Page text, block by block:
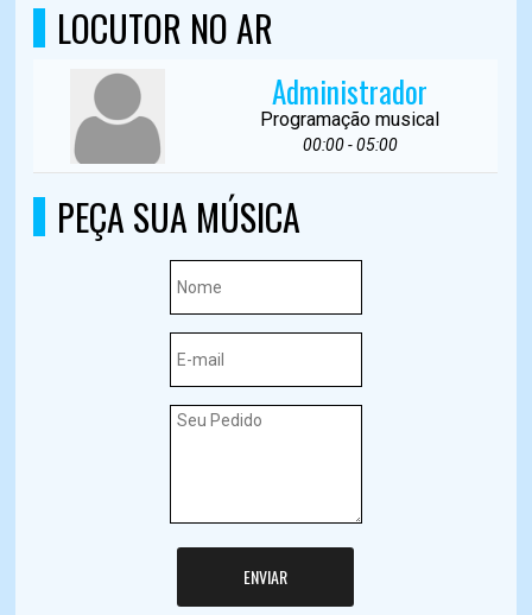
LOCUTOR NO AR
Administrador
Programação musical
00:00 - 05:00
PEÇA SUA MÚSICA
ENVIAR